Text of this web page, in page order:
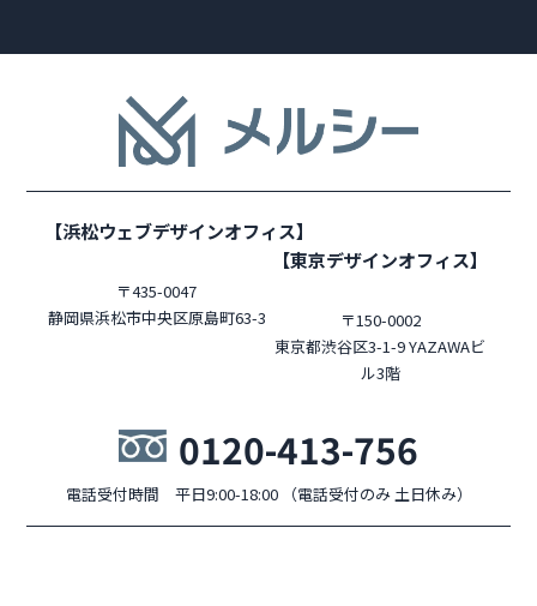
【浜松ウェブデザインオフィス】
〒435-0047
静岡県浜松市中央区原島町63-3
【東京デザインオフィス】
〒150-0002
東京都渋谷区3-1-9 YAZAWAビ
ル3階
0120-413-756
電話受付時間 平日9:00-18:00 （電話受付のみ 土日休み）